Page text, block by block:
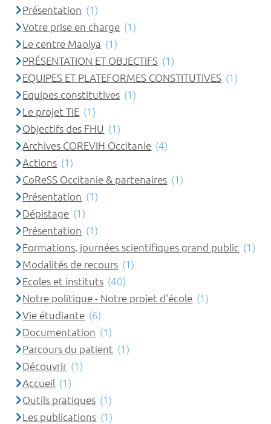
Présentation (1)
Votre prise en charge (1)
Le centre Maolya (1)
PRÉSENTATION ET OBJECTIFS (1)
EQUIPES ET PLATEFORMES CONSTITUTIVES (1)
Equipes constitutives (1)
Le projet TIE (1)
Objectifs des FHU (1)
Archives COREVIH Occitanie (4)
Actions (1)
CoReSS Occitanie & partenaires (1)
Présentation (1)
Dépistage (1)
Présentation (1)
Formations, journées scientifiques grand public (1)
Modalités de recours (1)
Ecoles et instituts (40)
Notre politique - Notre projet d'école (1)
Vie étudiante (6)
Documentation (1)
Parcours du patient (1)
Découvrir (1)
Accueil (1)
Outils pratiques (1)
Les publications (1)